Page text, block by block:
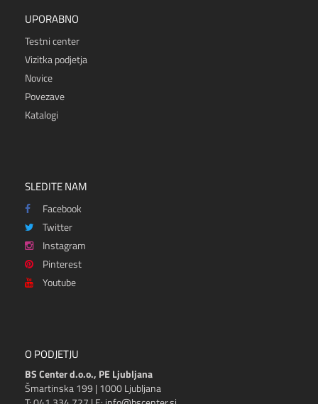
UPORABNO
Testni center
Vizitka podjetja
Novice
Povezave
Katalogi
SLEDITE NAM
Facebook
Twitter
Instagram
Pinterest
Youtube
O PODJETJU
BS Center d.o.o., PE Ljubljana
Šmartinska 199 | 1000 Ljubljana